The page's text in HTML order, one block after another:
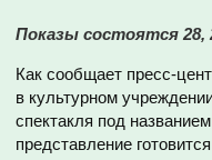
Показы состоятся 28,
Как сообщает пресс-
в культурном
спектакля под
представление